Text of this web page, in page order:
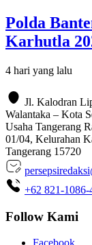
Polda
Karhutla
4 hari yang lalu
Jl. Kalodran
Walantaka – Kota
Usaha Tangerang
01/04, Kelurahan
Tangerang 15720
+62 821-1086-
Follow Kami